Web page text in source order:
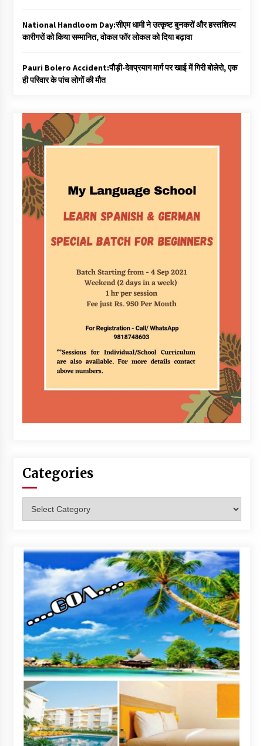
National Handloom Day:सीएम धामी ने उत्कृष्ट बुनकरों और हस्तशिल्प
कारीगरों को किया सम्मानित, वोकल फॉर लोकल को दिया बढ़ावा
Pauri Bolero Accident:पौड़ी-देवप्रयाग मार्ग पर खाई में गिरी बोलेरो, एक
ही परिवार के पांच लोगों की मौत
Categories